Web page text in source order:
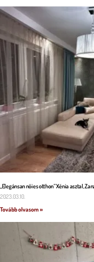
„Elegánsan nőies otthon” Xénia asztal,
2023.03.10.
Tovább olvasom »